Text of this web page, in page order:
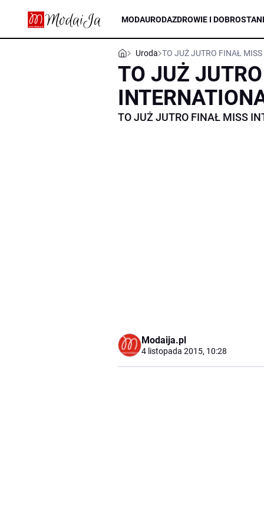
MODAURODAZDROWIE I DOBROSTAN
Uroda TO JUŻ JUTRO FINAŁ
TO JUŻ
TO JUŻ JUTRO FINAŁ MISS
Modaija.pl
4 listopada 2015, 10:28